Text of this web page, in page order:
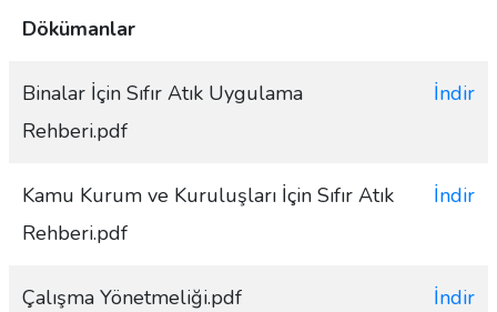
Dökümanlar
Binalar İçin Sıfır Atık Uygulama
Rehberi.pdf
İndir
Kamu Kurum ve Kuruluşları İçin Sıfır Atık
Rehberi.pdf
İndir
Çalışma Yönetmeliği.pdf İndir